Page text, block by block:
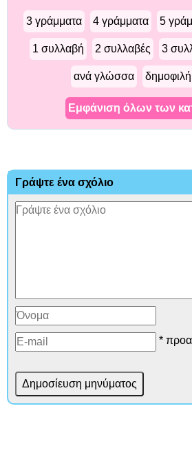
3 γράμματα 4 γράμματα 5
1 συλλαβή 2 συλλαβές 3
ανά γλώσσα
Εμφάνιση όλων των
Γράψτε ένα σχόλιο
*